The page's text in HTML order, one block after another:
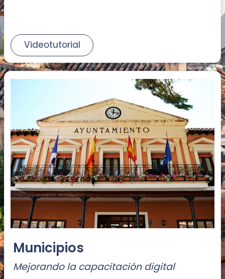
Videotutorial
Municipios
Mejorando la capacitación digital